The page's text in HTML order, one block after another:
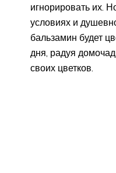
игнорировать их.
условиях и
бальзамин будет
дня, радуя
своих цветков.